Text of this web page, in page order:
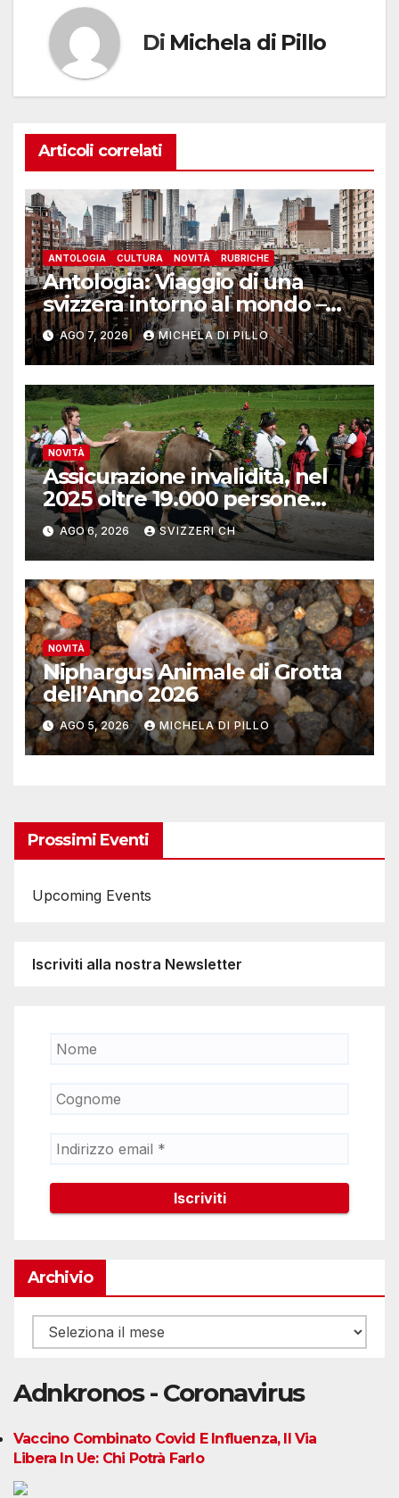
Di Michela di Pillo
Articoli correlati
ANTOLOGIA CULTURA NOVITÀ RUBRICHE
Antologia: Viaggio di una
svizzera intorno al mondo –
Yosemite
AGO 7, 2026 MICHELA DI PILLO
NOVITÀ
Assicurazione invalidità, nel
2025 oltre 19.000 persone
reinserite nel mercato del
lavoro
AGO 6, 2026 SVIZZERI CH
NOVITÀ
Niphargus Animale di Grotta
dell’Anno 2026
AGO 5, 2026 MICHELA DI PILLO
Prossimi Eventi
Upcoming Events
Iscriviti alla nostra Newsletter
Archivio
Archivio
Adnkronos - Coronavirus
Vaccino Combinato Covid E Influenza, Il Via
Libera In Ue: Chi Potrà Farlo